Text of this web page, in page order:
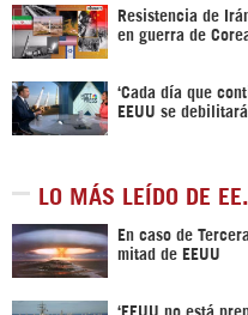
Resistencia de
en guerra de
‘Cada día que
EEUU se
LO MÁS LEÍDO DE
En caso de
mitad de EEUU
‘EEUU no está